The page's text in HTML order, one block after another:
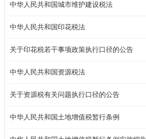
中华人民共和国城市维护建设税法
中华人民共和国印花税法
关于印花税若干事项政策执行口径的公告
中华人民共和国资源税法
关于资源税有关问题执行口径的公告
中华人民共和国土地增值税暂行条例